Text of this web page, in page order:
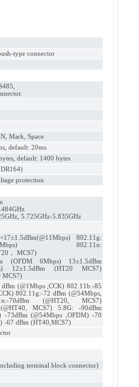
type connector
Mark, Space
default: 20ms
default: 1400 bytes
protection
5.725GHz-5.835GHz
802.11g:
802.11n:
， MCS7)
(OFDM 6Mbps) 13±1.5dBm
12±1.5dBm (HT20 MCS7)
MCS7)
(@1Mbps ,CCK) 802.11b:-85
802.11g:-72 dBm (@54Mbps,
70dBm (@HT20, MCS7)
MCS7) 5.8G: -90dBm
-73dBm (@54Mbps ,OFDM) -70
-67 dBm (HT40,MCS7)
terminal block connector)